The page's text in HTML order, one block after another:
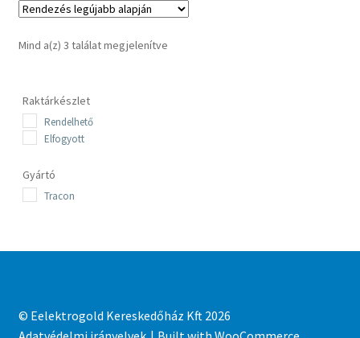
Mind a(z) 3 találat megjelenítveSorted
Raktárkészlet
Rendelhető
Elfogyott
Gyártó
Tracon
© Eelektrogold Kereskedőház Kft 2026